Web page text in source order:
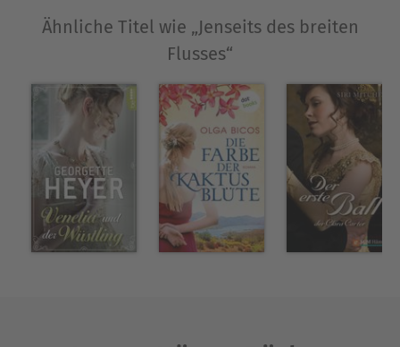
Ähnliche Titel wie „Jenseits des breiten
Flusses“